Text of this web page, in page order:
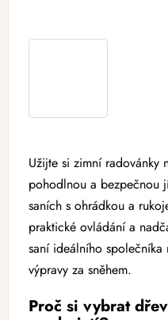
Užijte si zimní radovánky
pohodlnou a bezpečnou
saních s ohrádkou a
praktické ovládání a
saní ideálního
výpravy za sněhem.
Proč si vybrat